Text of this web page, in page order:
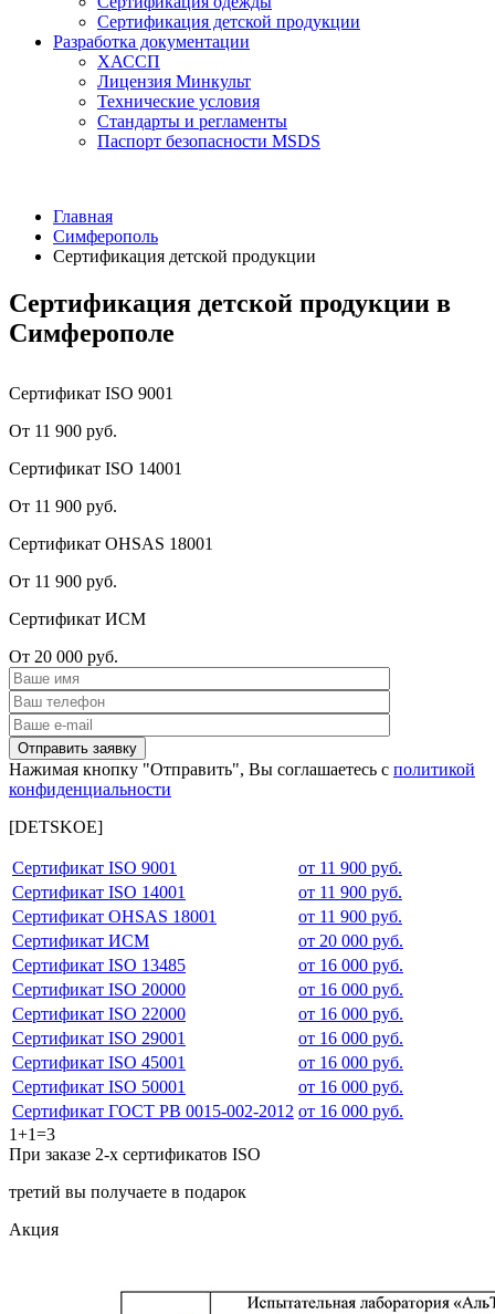
Сертификация детской продукции
Разработка документации
ХАССП
Лицензия Минкульт
Технические условия
Стандарты и регламенты
Паспорт безопасности MSDS
Главная
Симферополь
Сертификация детской продукции
Сертификация детской продукции в
Симферополе
Сертификат ISO 9001
От 11 900 руб.
Сертификат ISO 14001
От 11 900 руб.
Сертификат OHSAS 18001
От 11 900 руб.
Сертификат ИСМ
От 20 000 руб.
Нажимая кнопку "Отправить", Вы соглашаетесь с политикой
конфиденциальности
[DETSKOE]
Сертификат ISO 9001
от 11 900 руб.
Сертификат ISO 14001
от 11 900 руб.
Сертификат OHSAS 18001
от 11 900 руб.
Сертификат ИСМ
от 20 000 руб.
Сертификат ISO 13485
от 16 000 руб.
Сертификат ISO 20000
от 16 000 руб.
Сертификат ISO 22000
от 16 000 руб.
Сертификат ISO 29001
от 16 000 руб.
Сертификат ISO 45001
от 16 000 руб.
Сертификат ISO 50001
от 16 000 руб.
Сертификат ГОСТ РВ 0015-002-2012 от 16 000 руб.
1+1=3
При заказе 2-х сертификатов ISO
третий вы получаете в подарок
Акция